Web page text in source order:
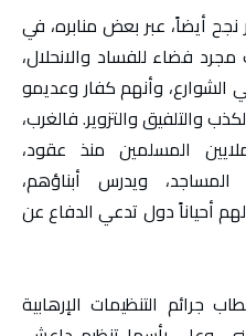
نجح أيضاً، عبر بعض منابره، في
فضاء للفساد والانحلال،
وأنهم كفار وعديمو
والتلفيق والتزوير. فالغرب،
المسلمين منذ عقود،
ويدرس أبناؤهم،
أحياناً دول تدعي الدفاع عن
جرائم التنظيمات الإرهابية